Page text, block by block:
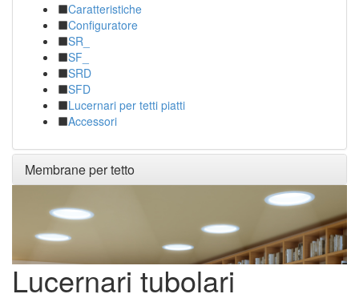
Caratteristiche
Configuratore
SR_
SF_
SRD
SFD
Lucernari per tetti piatti
Accessori
Membrane per tetto
Lucernari tubolari